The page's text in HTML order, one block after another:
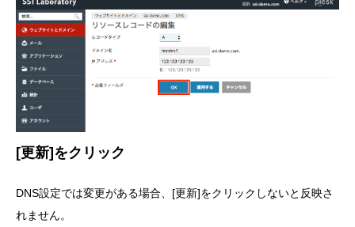
[更新]をクリック
DNS設定では変更がある場合、[更新]をクリックしないと反映さ
れません。